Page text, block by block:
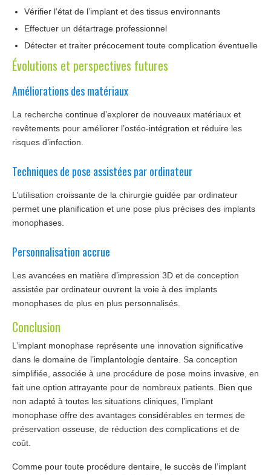
Vérifier l’état de l’implant et des tissus environnants
Effectuer un détartrage professionnel
Détecter et traiter précocement toute complication éventuelle
Évolutions et perspectives futures
Améliorations des matériaux
La recherche continue d’explorer de nouveaux matériaux et
revêtements pour améliorer l’ostéo-intégration et réduire les
risques d’infection.
Techniques de pose assistées par ordinateur
L’utilisation croissante de la chirurgie guidée par ordinateur
permet une planification et une pose plus précises des implants
monophases.
Personnalisation accrue
Les avancées en matière d’impression 3D et de conception
assistée par ordinateur ouvrent la voie à des implants
monophases de plus en plus personnalisés.
Conclusion
L’implant monophase représente une innovation significative
dans le domaine de l’implantologie dentaire. Sa conception
simplifiée, associée à une procédure de pose moins invasive, en
fait une option attrayante pour de nombreux patients. Bien que
non adapté à toutes les situations cliniques, l’implant
monophase offre des avantages considérables en termes de
préservation osseuse, de réduction des complications et de
coût.
Comme pour toute procédure dentaire, le succès de l’implant